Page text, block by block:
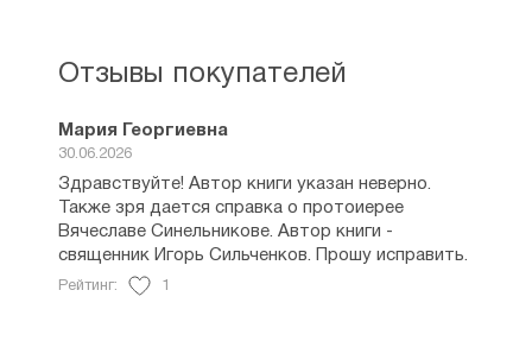
Отзывы покупателей
Мария Георгиевна
30.06.2026
Здравствуйте! Автор книги указан неверно.
Также зря дается справка о протоиерее
Вячеславе Синельникове. Автор книги -
священник Игорь Сильченков. Прошу исправить.
Рейтинг: 1